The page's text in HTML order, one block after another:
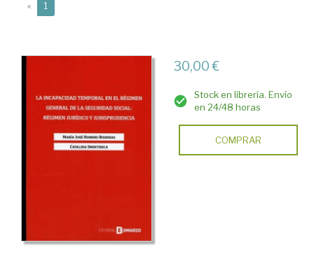
« 1
30,00 €
Stock en librería. Envío
en 24/48 horas
COMPRAR